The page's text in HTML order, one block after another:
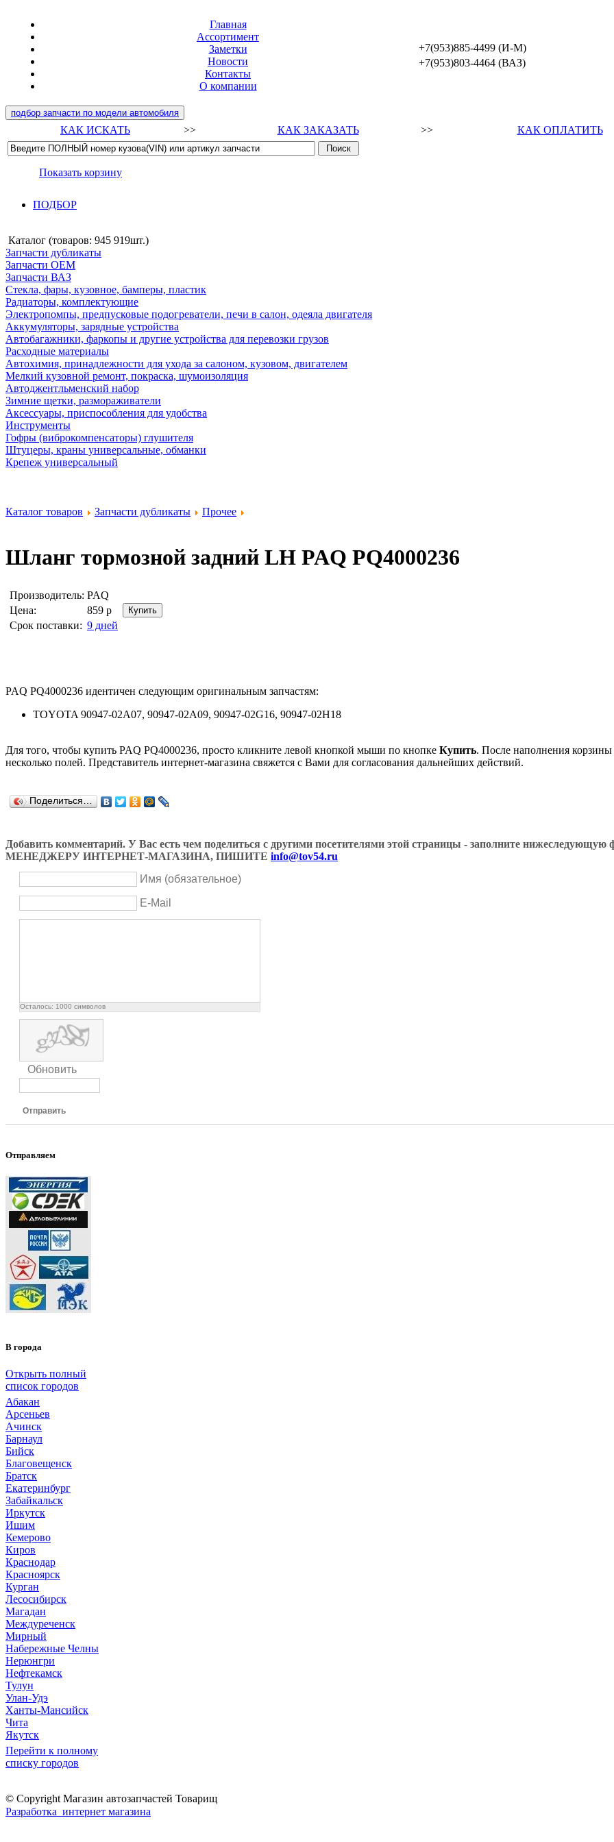
Главная
Ассортимент
Заметки
Новости
Контакты
О компании
+7(953)885-4499 (И-М)
+7(953)803-4464 (ВАЗ)
подбор запчасти по модели автомобиля
КАК ИСКАТЬ >> КАК ЗАКАЗАТЬ >> КАК ОПЛАТИТЬ
Показать корзину
ПОДБОР
Каталог (товаров: 945 919шт.)
Запчасти дубликаты
Запчасти ОЕМ
Запчасти ВАЗ
Стекла, фары, кузовное, бамперы, пластик
Радиаторы, комплектующие
Электропомпы, предпусковые подогреватели, печи в салон, одеяла двигателя
Аккумуляторы, зарядные устройства
Автобагажники, фаркопы и другие устройства для перевозки грузов
Расходные материалы
Автохимия, принадлежности для ухода за салоном, кузовом, двигателем
Мелкий кузовной ремонт, покраска, шумоизоляция
Автоджентльменский набор
Зимние щетки, размораживатели
Аксессуары, приспособления для удобства
Инструменты
Гофры (виброкомпенсаторы) глушителя
Штуцеры, краны универсальные, обманки
Крепеж универсальный
Каталог товаров Запчасти дубликаты Прочее
Шланг тормозной задний LH PAQ PQ4000236
Производитель: PAQ
Цена:
859 р
Срок поставки: 9 дней
PAQ PQ4000236 идентичен следующим оригинальным запчастям:
TOYOTA 90947-02A07, 90947-02A09, 90947-02G16, 90947-02H18
Для того, чтобы купить PAQ PQ4000236, просто кликните левой кнопкой мыши по кнопке Купить. После наполнения корзины
несколько полей. Представитель интернет-магазина свяжется с Вами для согласования дальнейших действий.
Поделиться…
Добавить комментарий. У Вас есть чем поделиться с другими посетителями этой страницы - заполните
МЕНЕДЖЕРУ ИНТЕРНЕТ-МАГАЗИНА, ПИШИТЕ info@tov54.ru
Имя (обязательное)
E-Mail
Осталось: 1000 символов
Обновить
Отправить
Отправляем
В города
Открыть полный
список городов
Абакан
Арсеньев
Ачинск
Барнаул
Бийск
Благовещенск
Братск
Екатеринбург
Забайкальск
Иркутск
Ишим
Кемерово
Киров
Краснодар
Красноярск
Курган
Лесосибирск
Магадан
Междуреченск
Мирный
Набережные Челны
Нерюнгри
Нефтекамск
Тулун
Улан-Удэ
Ханты-Мансийск
Чита
Якутск
Перейти к полному
списку городов
© Copyright Магазин автозапчастей Товарищ
Разработка интернет магазина